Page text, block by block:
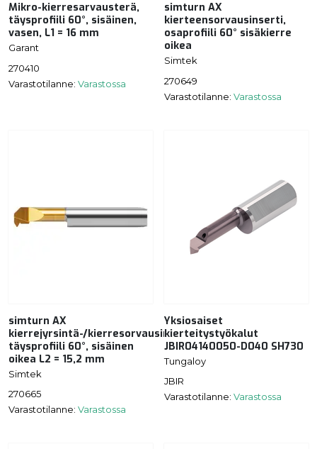
Mikro-kierresarvausterä,
täysprofiili 60°, sisäinen,
vasen, L1 = 16 mm
Garant
270410
Varastotilanne: Varastossa
simturn AX
kierteensorvausinserti,
osaprofiili 60° sisäkierre
oikea
Simtek
270649
Varastotilanne: Varastossa
simturn AX
kierrejyrsintä-/kierresorvausinserti,
täysprofiili 60°, sisäinen
oikea L2 = 15,2 mm
Simtek
270665
Varastotilanne: Varastossa
Yksiosaiset
kierteitystyökalut
JBIR04140050-D040 SH730
Tungaloy
JBIR
Varastotilanne: Varastossa